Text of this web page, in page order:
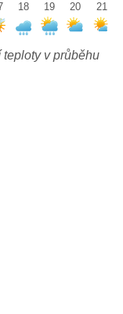
18
19
20
21
v průběhu